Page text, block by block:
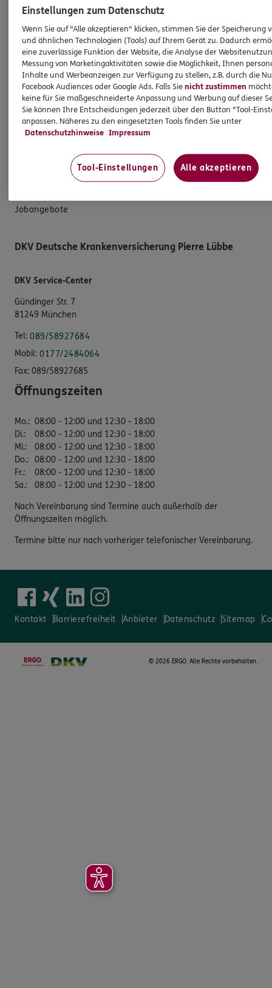
Datenverarbeitung
Das könnte Sie auch interessieren
Unsere Agentur
Referenzen
Standorte
Sponsoring
Kooperationspartner
Besondere Produkte
Jobangebote
DKV Deutsche Krankenversicherung Pierre Lübbe
DKV Service-Center
Gündinger Str. 7
81249 München
Tel: 089/58927684
Mobil: 0177/2484064
Fax: 089/58927685
Öffnungszeiten
Mo.: 08:00 - 12:00 und 12:30 - 18:00
Di.:
08:00 - 12:00 und 12:30 - 18:00
Mi.:
08:00 - 12:00 und 12:30 - 18:00
Do.: 08:00 - 12:00 und 12:30 - 18:00
Fr.:
08:00 - 12:00 und 12:30 - 18:00
Sa.: 08:00 - 12:00 und 12:30 - 18:00
Nach Vereinbarung sind Termine auch außerhalb der
Öffnungszeiten möglich.
Termine bitte nur nach vorheriger telefonischer Vereinbarung.
Kontakt Barrierefreiheit Anbieter Datenschutz Sitemap
© 2026 ERGO. Alle Rechte vorbehalten.
Einstellungen zum Datenschutz
Wenn Sie auf "Alle akzeptieren" klicken, stimmen Sie der Speicherung
und ähnlichen Technologien (Tools) auf Ihrem Gerät zu. Dadurch
eine zuverlässige Funktion der Website, die Analyse der
Messung von Marketingaktivitäten sowie die Möglichkeit, Ihnen
Inhalte und Werbeanzeigen zur Verfügung zu stellen, z.B. durch die
Facebook Audiences oder Google Ads. Falls Sienicht zustimmen
keine für Sie maßgeschneiderte Anpassung und Werbung auf dieser
Sie können Ihre Entscheidungen jederzeit über den Button "Tool-
anpassen. Näheres zu den eingesetzten Tools finden Sie unter
Datenschutzhinweise Impressum
Tool-Einstellungen Alle akzeptieren